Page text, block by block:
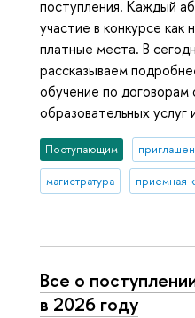
поступления. Каждый
участие в конкурсе
платные места. В
рассказываем
обучение по договорам
образовательных услуг
Поступающим
магистратура приемная
Все о
в 2026 году